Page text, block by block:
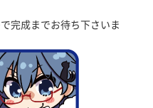
完成までお待ち下さいま